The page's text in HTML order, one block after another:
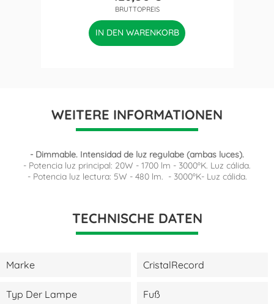
BRUTTOPREIS
IN DEN WARENKORB
WEITERE INFORMATIONEN
- Dimmable. Intensidad de luz regulabe (ambas luces).
- Potencia luz principal: 20W - 1700 lm - 3000ºK. Luz cálida.
- Potencia luz lectura: 5W - 480 lm. - 3000ºK- Luz cálida.
TECHNISCHE DATEN
Marke CristalRecord
Typ Der Lampe Fuß